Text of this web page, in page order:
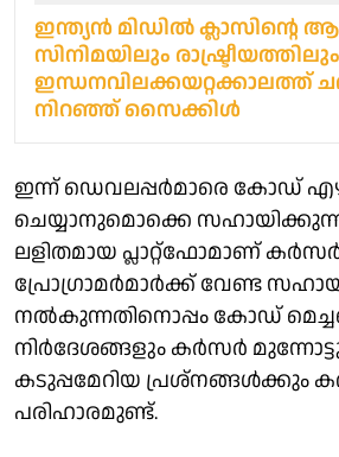
ഇന്ത്യൻ മിഡിൽ ക്ലാസിന്റെ
സിനിമയിലും
ഇന്ധനവിലക്കയറ്റക്കാലത്ത്
നിറഞ്ഞ് സൈക്കിൾ
ഇന്ന് ഡെവലപ്പർമാരെ കോഡ്
ചെയ്യാനുമൊക്കെ
ലളിതമായ പ്ലാറ്റ്ഫോമാണ്
പ്രോഗ്രാമർമാർക്ക് വേണ്ട
നൽകുന്നതിനൊപ്പം കോഡ്
നിർദേശങ്ങളും കർസർ
കടുപ്പമേറിയ പ്രശ്നങ്ങൾക്കും
പരിഹാരമുണ്ട്.